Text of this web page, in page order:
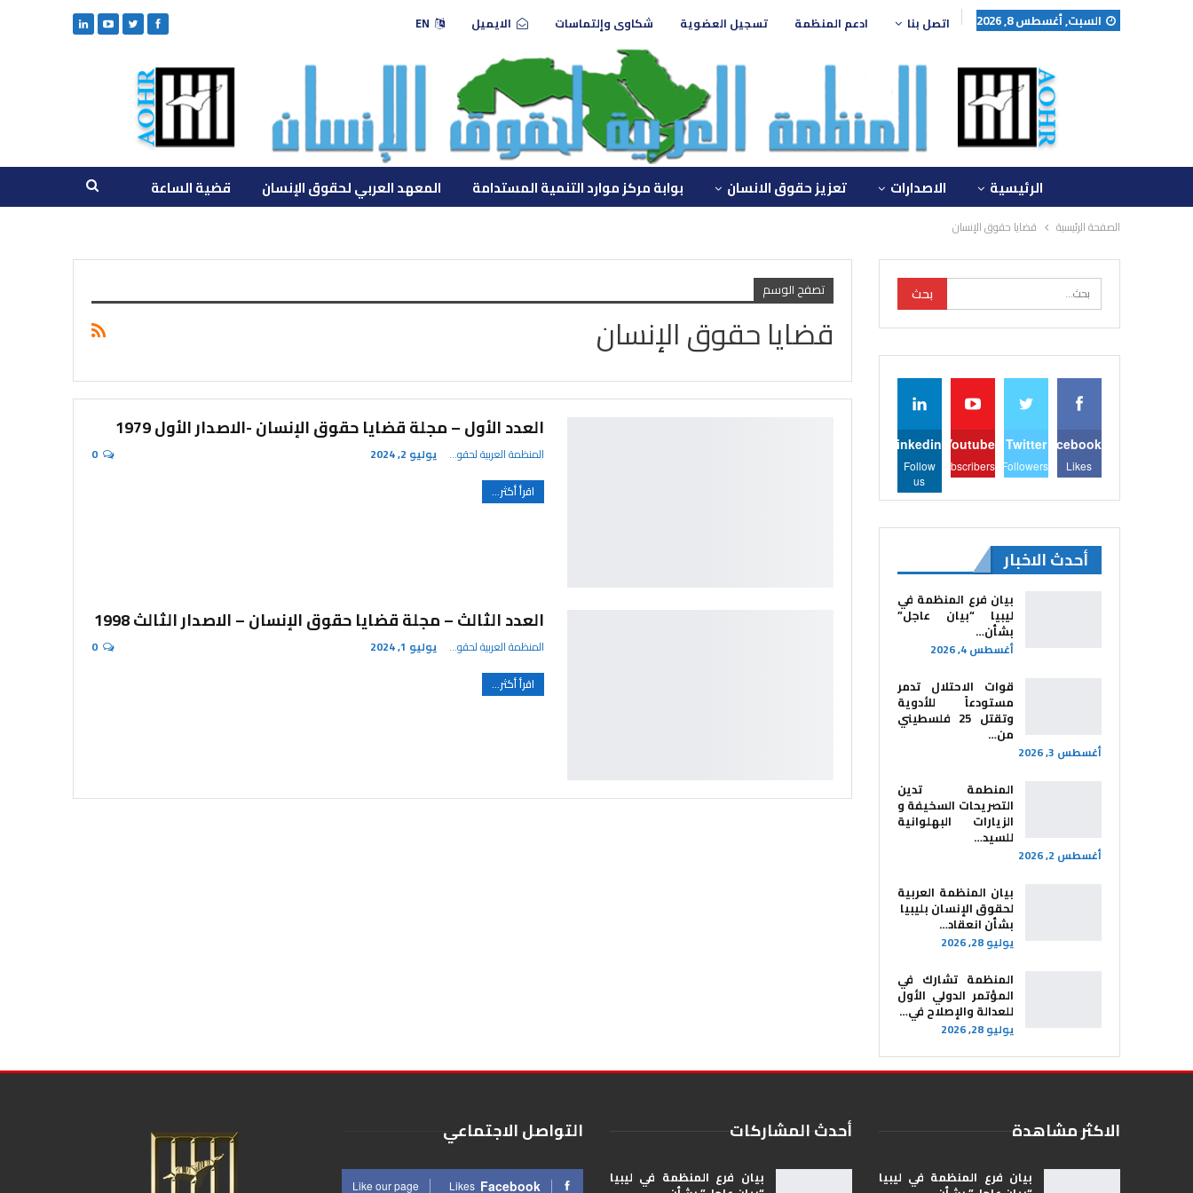
السبت, أغسطس 8, 2026 اتصل بنا ادعم المنظمة تسجيل العضوية شكاوى وإلتماسات الايميل EN
الرئيسية الاصدارات تعزيز حقوق الانسان بوابة مركز موارد التنمية المستدامة المعهد العربي لحقوق الإنسان
قضية الساعة
الصفحة الرئيسية قضايا حقوق الإنسان
تصفح الوسم
قضايا حقوق الإنسان
العدد الأول – مجلة قضايا حقوق الإنسان -الاصدار الأول 1979
المنظمة العربية لحقوق الإنسان يوليو 2, 2024
اقرأ أكثر...
العدد الثالث – مجلة قضايا حقوق الإنسان – الاصدار الثالث 1998
المنظمة العربية لحقوق الإنسان يوليو 1, 2024
اقرأ أكثر...
Facebook
Likes
Twitter
Followers
Youtube
Subscribers
Linkedin
Follow
us
أحدث الاخبار
بيان فرع المنظمة في
ليبيا “بيان عاجل”
بشأن…
أغسطس 4, 2026
قوات الاحتلال تدمر
مستودعاً للأدوية
وتقتل 25 فلسطيني
من…
أغسطس 3, 2026
المنطمة تدين
التصريحات السخيفة و
الزيارات البهلوانية
للسيد…
أغسطس 2, 2026
بيان المنظمة العربية
لحقوق الإنسان بليبيا ​
بشأن انعقاد…
يوليو 28, 2026
المنظمة تشارك في
المؤتمر الدولي الأول
للعدالة والإصلاح في…
يوليو 28, 2026
الاكثر مشاهدة
بيان فرع المنظمة في ليبيا
أحدث المشاركات
بيان فرع المنظمة في ليبيا
التواصل الاجتماعي
Facebook
Likes
Like our page